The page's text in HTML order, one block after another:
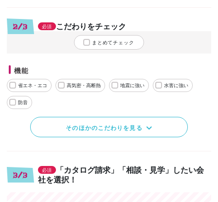
2/3 必須 こだわりをチェック
まとめてチェック
機能
省エネ・エコ 高気密・高断熱 地震に強い 水害に強い
防音
そのほかのこだわりを見る
3/3
必須
「カタログ請求」「相談・見学」したい会
社を選択！